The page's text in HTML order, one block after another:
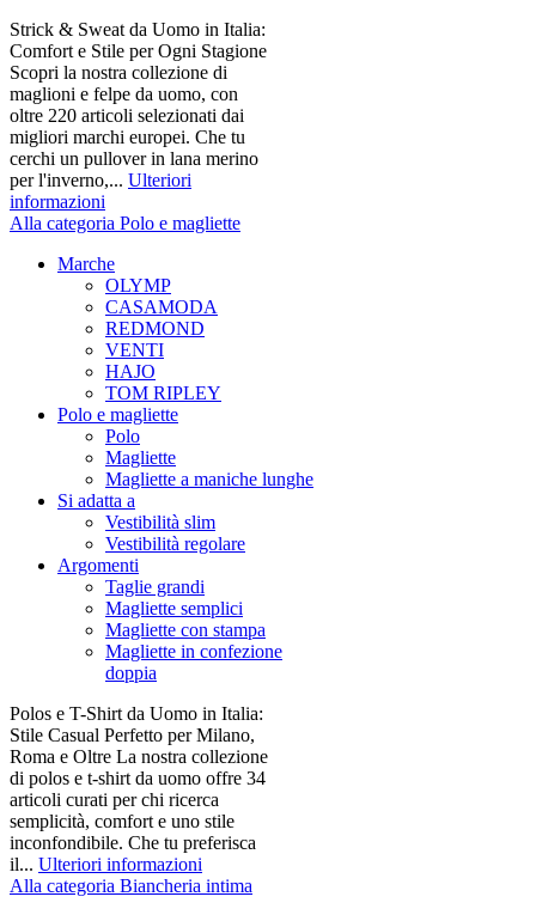
Strick & Sweat da Uomo in Italia:
Comfort e Stile per Ogni Stagione
Scopri la nostra collezione di
maglioni e felpe da uomo, con
oltre 220 articoli selezionati dai
migliori marchi europei. Che tu
cerchi un pullover in lana merino
per l'inverno,... Ulteriori
informazioni
Alla categoria Polo e magliette
Marche
OLYMP
CASAMODA
REDMOND
VENTI
HAJO
TOM RIPLEY
Polo e magliette
Polo
Magliette
Magliette a maniche lunghe
Si adatta a
Vestibilità slim
Vestibilità regolare
Argomenti
Taglie grandi
Magliette semplici
Magliette con stampa
Magliette in confezione
doppia
Polos e T-Shirt da Uomo in Italia:
Stile Casual Perfetto per Milano,
Roma e Oltre La nostra collezione
di polos e t-shirt da uomo offre 34
articoli curati per chi ricerca
semplicità, comfort e uno stile
inconfondibile. Che tu preferisca
il... Ulteriori informazioni
Alla categoria Biancheria intima